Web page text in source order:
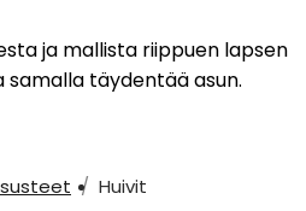
ja mallista riippuen lapsen
samalla täydentää asun.
Huivit